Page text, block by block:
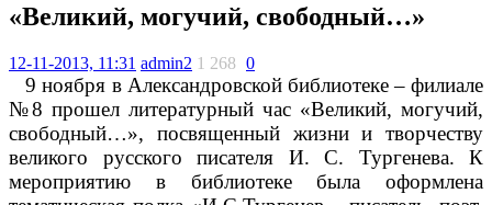
«Великий, могучий, свободный…»
12-11-2013, 11:31 admin2 1 268 0
9 ноября в Александровской библиотеке – филиале
№8 прошел литературный час «Великий, могучий,
свободный…», посвященный жизни и творчеству
великого русского писателя И. С. Тургенева. К
мероприятию в библиотеке была оформлена